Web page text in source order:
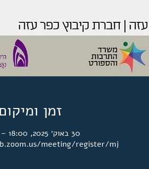
זמן
30 באוק׳ 2025, 18:00 – 19:30
meeting/register/mj